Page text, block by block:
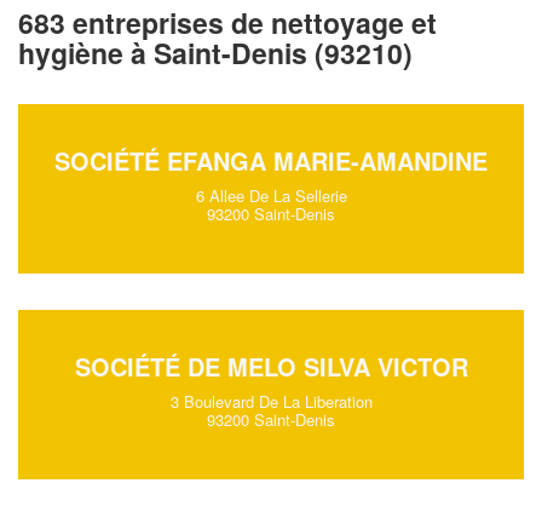
683 entreprises de nettoyage et
hygiène à Saint-Denis (93210)
SOCIÉTÉ EFANGA MARIE-AMANDINE
6 Allee De La Sellerie
93200 Saint-Denis
SOCIÉTÉ DE MELO SILVA VICTOR
3 Boulevard De La Liberation
93200 Saint-Denis